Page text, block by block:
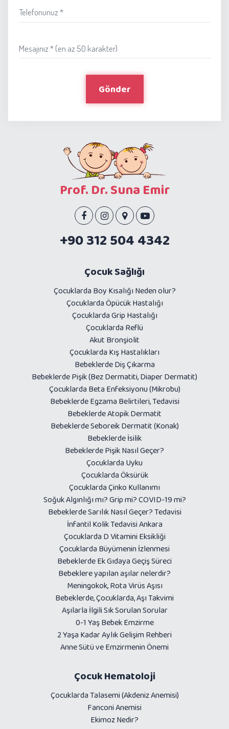
Telefonunuz *
Mesajınız * (en az 50 karakter)
Gönder
Prof. Dr. Suna Emir
+90 312 504 4342
Çocuk Sağlığı
Çocuklarda Boy Kısalığı Neden olur?
Çocuklarda Öpücük Hastalığı
Çocuklarda Grip Hastalığı
Çocuklarda Reflü
Akut Bronşiolit
Çocuklarda Kış Hastalıkları
Bebeklerde Diş Çıkarma
Bebeklerde Pişik (Bez Dermatiti, Diaper Dermatit)
Çocuklarda Beta Enfeksiyonu (Mikrobu)
Bebeklerde Egzama Belirtileri, Tedavisi
Bebeklerde Atopik Dermatit
Bebeklerde Seboreik Dermatit (Konak)
Bebeklerde İsilik
Bebeklerde Pişik Nasıl Geçer?
Çocuklarda Uyku
Çocuklarda Öksürük
Çocuklarda Çinko Kullanımı
Soğuk Algınlığı mı? Grip mi? COVID-19 mi?
Bebeklerde Sarılık Nasıl Geçer? Tedavisi
İnfantil Kolik Tedavisi Ankara
Çocuklarda D Vitamini Eksikliği
Çocuklarda Büyümenin İzlenmesi
Bebeklerde Ek Gıdaya Geçiş Süreci
Bebeklere yapılan aşılar nelerdir?
Meningokok, Rota Virüs Aşısı
Bebeklerde, Çocuklarda, Aşı Takvimi
Aşılarla İlgili Sık Sorulan Sorular
0-1 Yaş Bebek Emzirme
2 Yaşa Kadar Aylık Gelişim Rehberi
Anne Sütü ve Emzirmenin Önemi
Çocuk Hematoloji
Çocuklarda Talasemi (Akdeniz Anemisi)
Fanconi Anemisi
Ekimoz Nedir?